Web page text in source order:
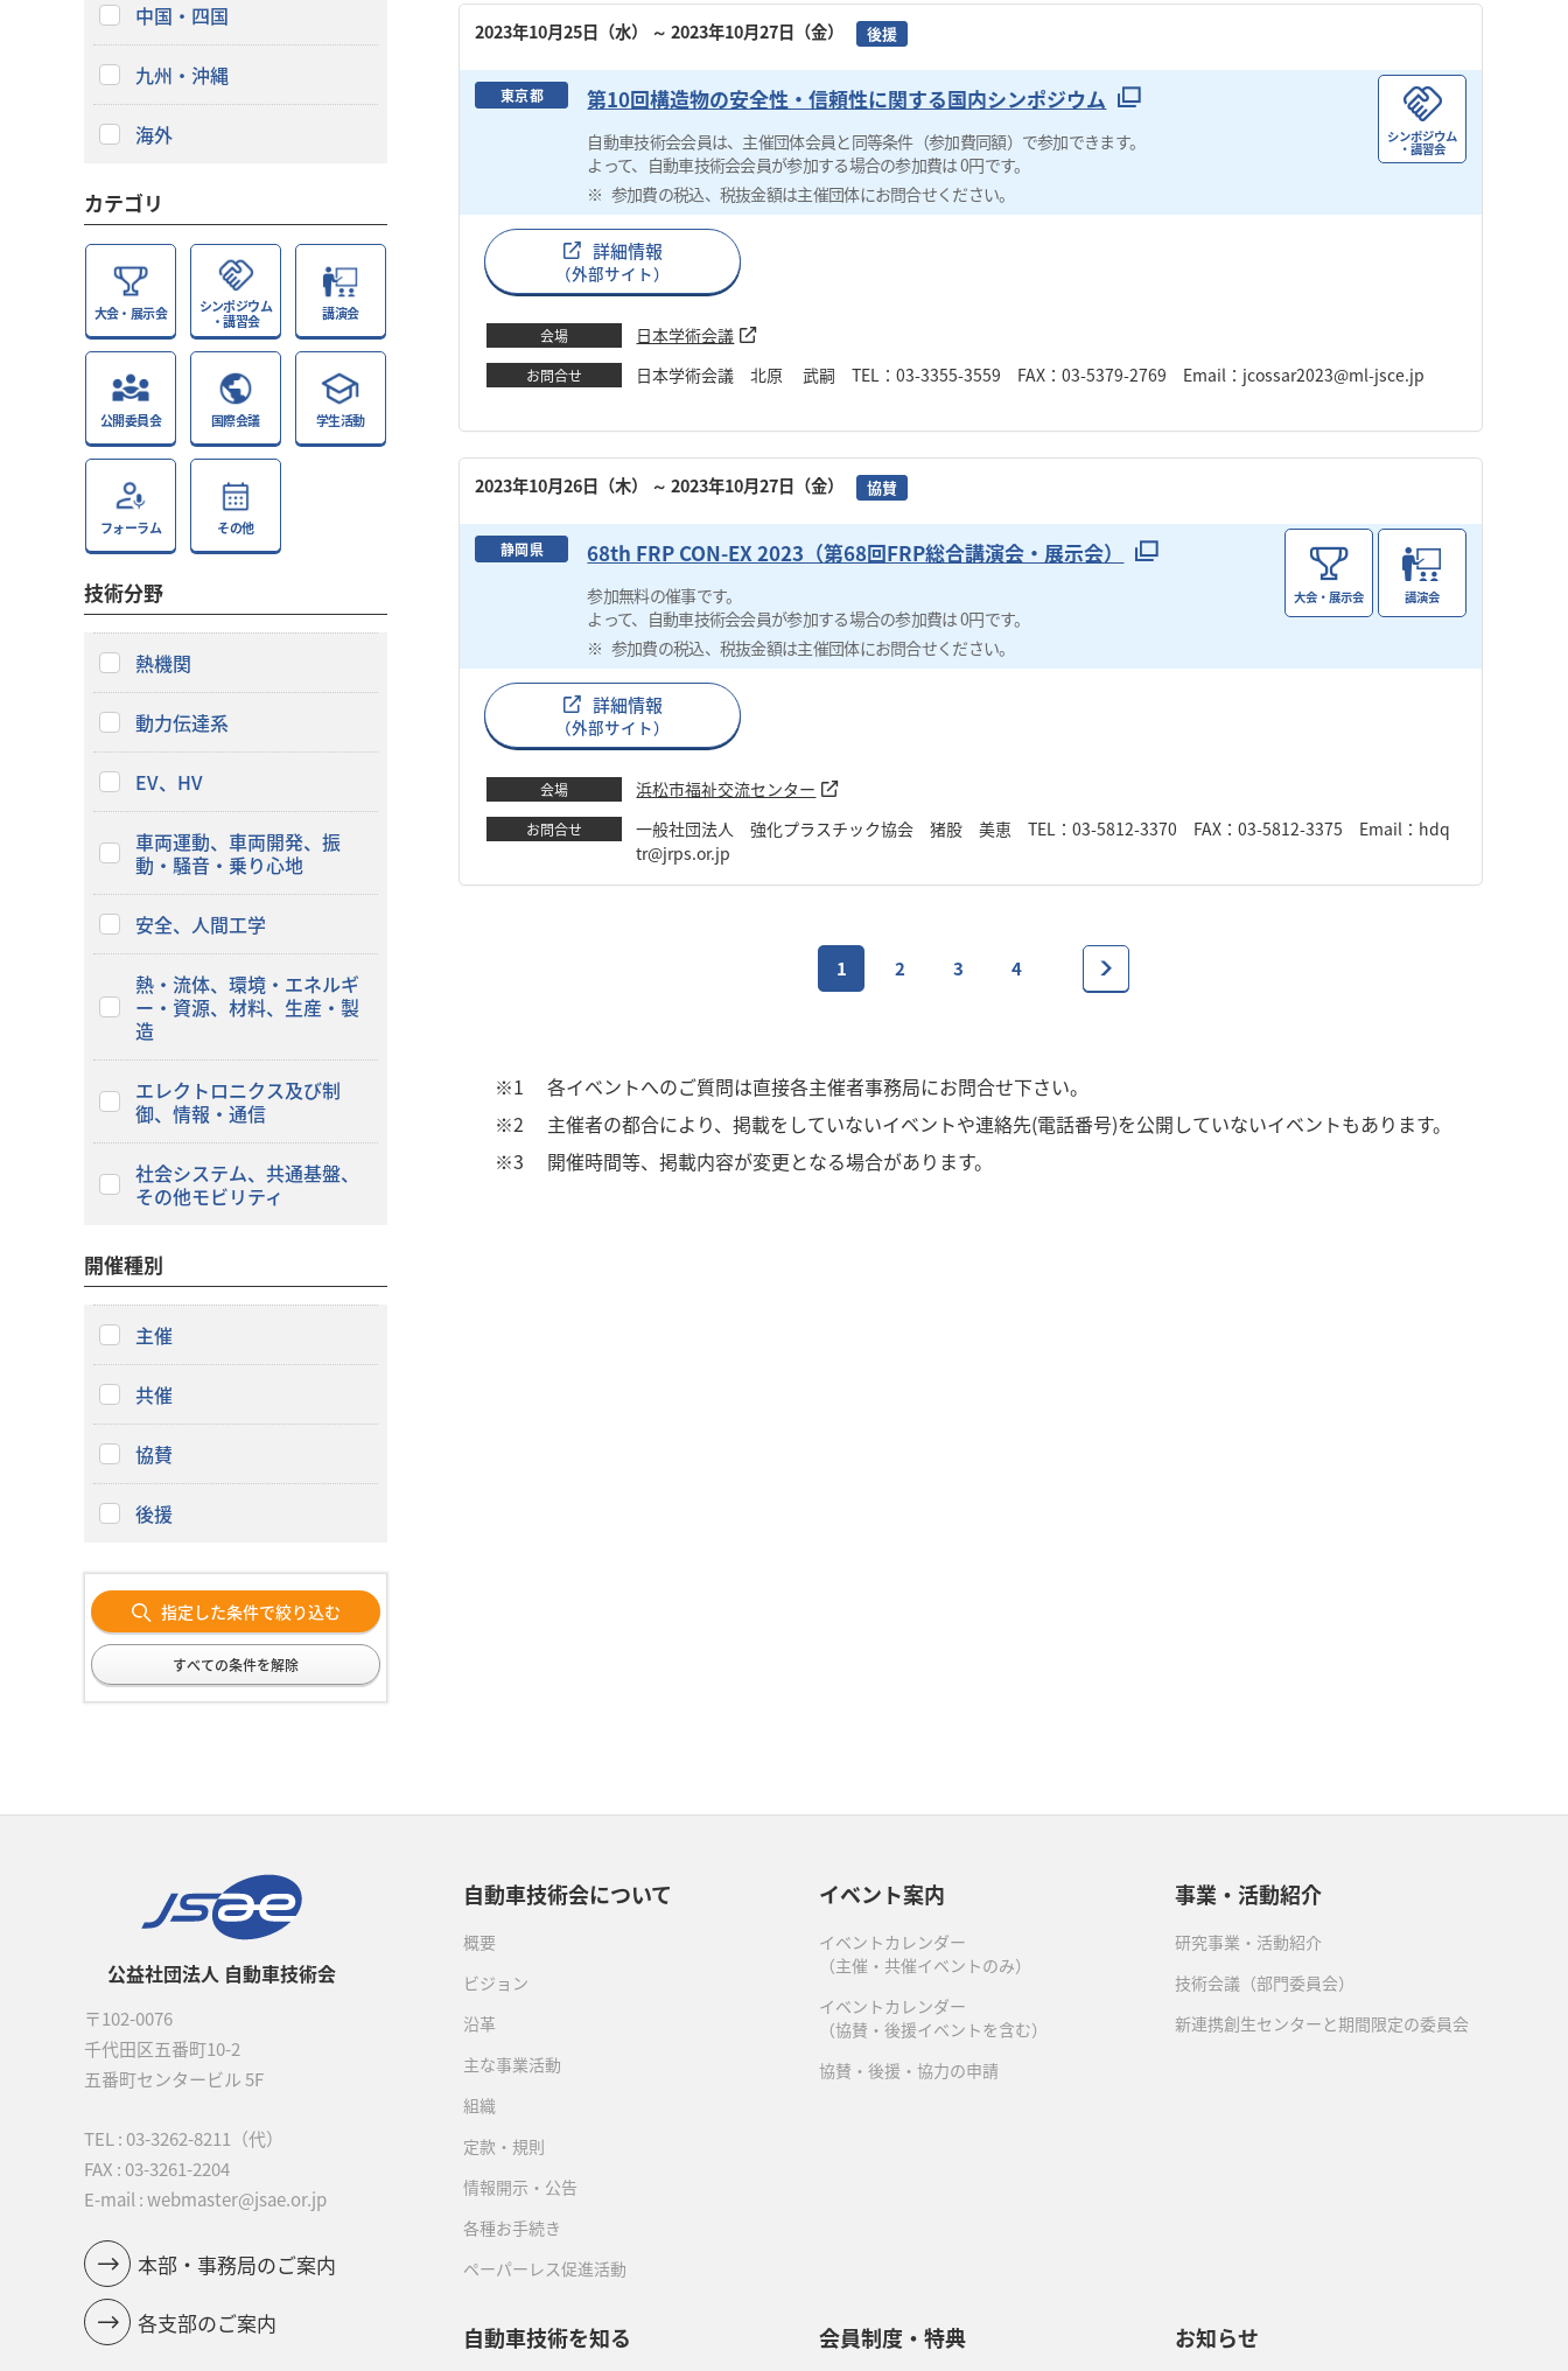
2023年10月25日（水） ～ 2023年10月27日（金） 後援
東京都 第10回構造物の安全性・信頼性に関する国内シンポジウム
自動車技術会会員は、主催団体会員と同等条件（参加費同額）で参加できます。
よって、自動車技術会会員が参加する場合の参加費は 0円です。
参加費の税込、税抜金額は主催団体にお問合せください。
シンポジウム
・講習会
詳細情報
（外部サイト）
会場 日本学術会議
お問合せ 日本学術会議 北原 武嗣 TEL：03-3355-3559 FAX：03-5379-2769 Email：jcossar2023@ml-jsce.jp
2023年10月26日（木） ～ 2023年10月27日（金） 協賛
静岡県 68th FRP CON-EX 2023（第68回FRP総合講演会・展示会）
参加無料の催事です。
よって、自動車技術会会員が参加する場合の参加費は 0円です。
参加費の税込、税抜金額は主催団体にお問合せください。
大会・展示会 講演会
詳細情報
（外部サイト）
会場 浜松市福祉交流センター
お問合せ
一般社団法人 強化プラスチック協会 猪股 美恵 TEL：03-5812-3370 FAX：03-5812-3375 Email：hdq
tr@jrps.or.jp
1 2 3 4
※1
各イベントへのご質問は直接各主催者事務局にお問合せ下さい。
※2
主催者の都合により、掲載をしていないイベントや連絡先(電話番号)を公開していないイベントもあります。
※3
開催時間等、掲載内容が変更となる場合があります。
中国・四国
九州・沖縄
海外
カテゴリ
大会・展示会
シンポジウム
・講習会
講演会
公開委員会 国際会議 学生活動
フォーラム その他
技術分野
熱機関
動力伝達系
EV、HV
車両運動、車両開発、振
動・騒音・乗り心地
安全、人間工学
熱・流体、環境・エネルギ
ー・資源、材料、生産・製
造
エレクトロニクス及び制
御、情報・通信
社会システム、共通基盤、
その他モビリティ
開催種別
主催
共催
協賛
後援
指定した条件で絞り込む
すべての条件を解除
公益社団法人 自動車技術会
〒102-0076
千代田区五番町10-2
五番町センタービル 5F
TEL : 03-3262-8211
（代）
FAX : 03-3261-2204
E-mail : webmaster@jsae.or.jp
本部・事務局のご案内
各支部のご案内
自動車技術会について
概要
ビジョン
沿革
主な事業活動
組織
定款・規則
情報開示・公告
各種お手続き
ペーパーレス促進活動
イベント案内
イベントカレンダー
（主催・共催イベントのみ）
イベントカレンダー
（協賛・後援イベントを含む）
協賛・後援・協力の申請
事業・活動紹介
研究事業・活動紹介
技術会議（部門委員会）
新連携創生センターと期間限定の委員会
自動車技術を知る 会員制度・特典 お知らせ